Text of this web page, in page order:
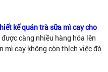
kế quán trà sữa mì cay cho
càng nhiều hàng hóa lên
mì cay không còn thích việc đó